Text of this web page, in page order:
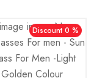
Discount 0 %